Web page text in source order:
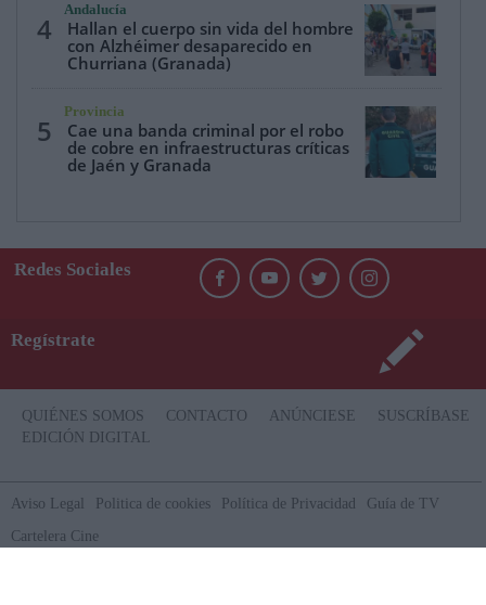
4
Andalucía
Hallan el cuerpo sin vida del hombre
con Alzhéimer desaparecido en
Churriana (Granada)
5
Provincia
Cae una banda criminal por el robo
de cobre en infraestructuras críticas
de Jaén y Granada
Redes Sociales
Regístrate
QUIÉNES SOMOS CONTACTO ANÚNCIESE
SUSCRÍBASE
EDICIÓN DIGITAL
Aviso Legal Politica de cookies Política de Privacidad
Guía de TV
Cartelera Cine